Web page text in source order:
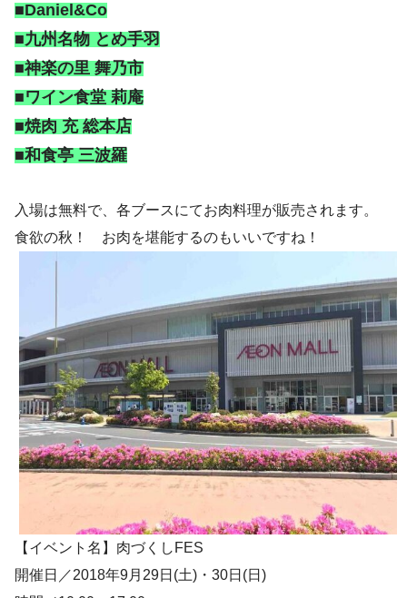
■Daniel&Co
■九州名物 とめ手羽
■神楽の里 舞乃市
■ワイン食堂 莉庵
■焼肉 充 総本店
■和食亭 三波羅
入場は無料で、各ブースにてお肉料理が販売されます。
食欲の秋！ お肉を堪能するのもいいですね！
【イベント名】肉づくしFES
開催日／2018年9月29日(土)・30日(日)